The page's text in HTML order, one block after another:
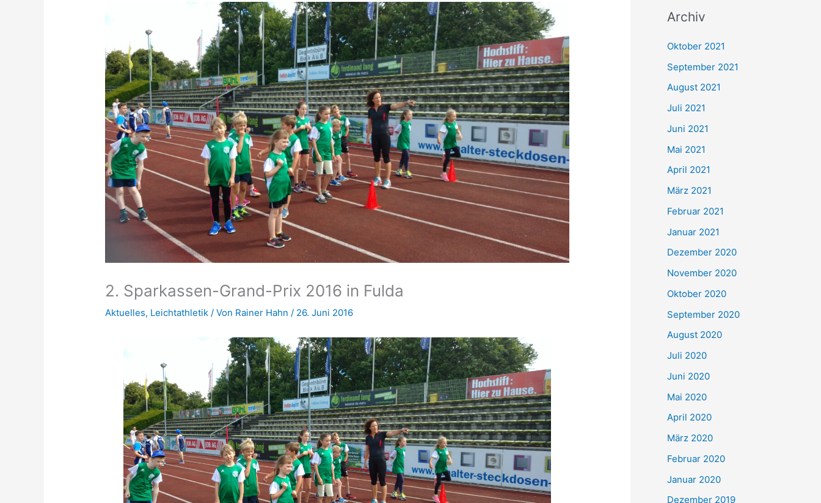
2. Sparkassen-Grand-Prix 2016 in Fulda
Aktuelles, Leichtathletik / Von Rainer Hahn/ 26. Juni 2016
h
e
n
h
:
Archiv
Oktober 2021
September 2021
August 2021
Juli 2021
Juni 2021
Mai 2021
April 2021
März 2021
Februar 2021
Januar 2021
Dezember 2020
November 2020
Oktober 2020
September 2020
August 2020
Juli 2020
Juni 2020
Mai 2020
April 2020
März 2020
Februar 2020
Januar 2020
Dezember 2019